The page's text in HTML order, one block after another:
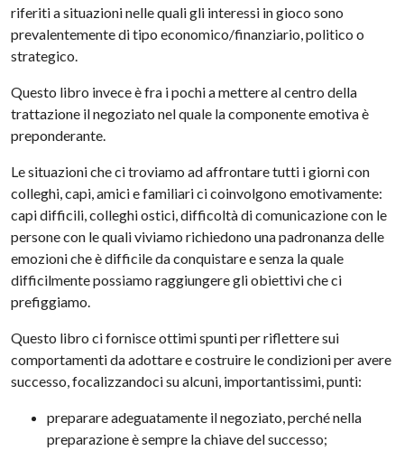
riferiti a situazioni nelle quali gli interessi in gioco sono
prevalentemente di tipo economico/finanziario, politico o
strategico.
Questo libro invece è fra i pochi a mettere al centro della
trattazione il negoziato nel quale la componente emotiva è
preponderante.
Le situazioni che ci troviamo ad affrontare tutti i giorni con
colleghi, capi, amici e familiari ci coinvolgono emotivamente:
capi difficili, colleghi ostici, difficoltà di comunicazione con le
persone con le quali viviamo richiedono una padronanza delle
emozioni che è difficile da conquistare e senza la quale
difficilmente possiamo raggiungere gli obiettivi che ci
prefiggiamo.
Questo libro ci fornisce ottimi spunti per riflettere sui
comportamenti da adottare e costruire le condizioni per avere
successo, focalizzandoci su alcuni, importantissimi, punti:
preparare adeguatamente il negoziato, perché nella
preparazione è sempre la chiave del successo;